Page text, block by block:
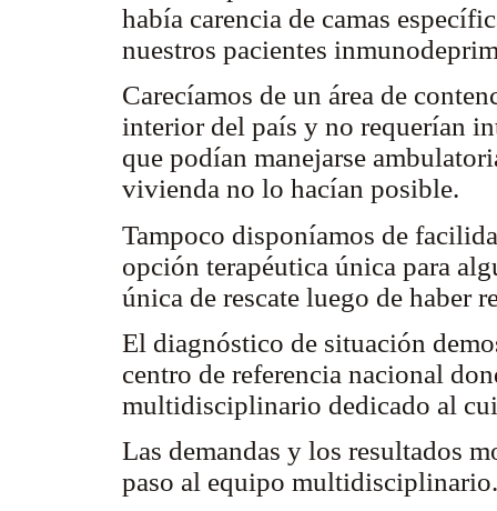
había carencia de camas
nuestros pacientes
Carecíamos de un área de
interior del país y no requerían
que podían manejarse
vivienda no lo hacían posible.
Tampoco disponíamos de
opción terapéutica única para
única de rescate luego de haber
El diagnóstico de situación
centro de referencia nacional
multidisciplinario dedicado al
Las demandas y los resultados
paso al equipo